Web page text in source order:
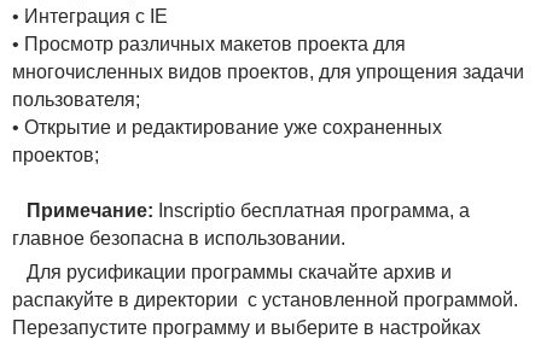
• Интеграция с IE
• Просмотр различных макетов проекта для
многочисленных видов проектов, для упрощения задачи
пользователя;
• Открытие и редактирование уже сохраненных
проектов;
Примечание: Inscriptio бесплатная программа, а
главное безопасна в использовании.
Для русификации программы скачайте архив и
распакуйте в директории с установленной программой.
Перезапустите программу и выберите в настройках